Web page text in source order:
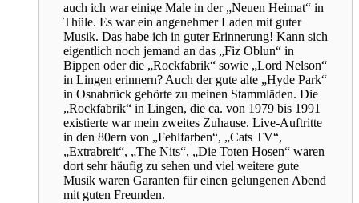
auch ich war einige Male in der „Neuen Heimat“ in
Thüle. Es war ein angenehmer Laden mit guter
Musik. Das habe ich in guter Erinnerung! Kann sich
eigentlich noch jemand an das „Fiz Oblun“ in
Bippen oder die „Rockfabrik“ sowie „Lord Nelson“
in Lingen erinnern? Auch der gute alte „Hyde Park“
in Osnabrück gehörte zu meinen Stammläden. Die
„Rockfabrik“ in Lingen, die ca. von 1979 bis 1991
existierte war mein zweites Zuhause. Live-Auftritte
in den 80ern von „Fehlfarben“, „Cats TV“,
„Extrabreit“, „The Nits“, „Die Toten Hosen“ waren
dort sehr häufig zu sehen und viel weitere gute
Musik waren Garanten für einen gelungenen Abend
mit guten Freunden.